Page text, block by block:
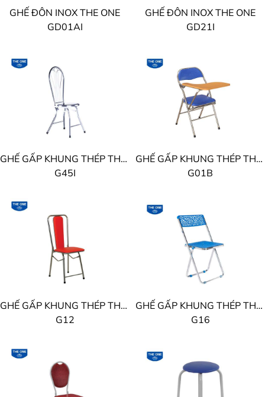
GHẾ ĐÔN INOX THE ONE
GD01AI
GHẾ ĐÔN INOX THE ONE
GD21I
GHẾ GẤP KHUNG THÉP THE ONE
G45I
GHẾ GẤP KHUNG THÉP THE ONE
G01B
GHẾ GẤP KHUNG THÉP THE ONE
G12
GHẾ GẤP KHUNG THÉP THE ONE
G16